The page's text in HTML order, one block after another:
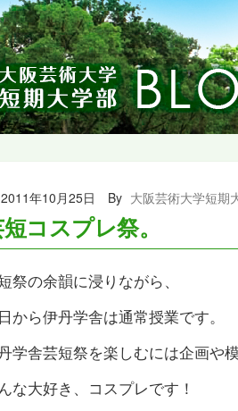
2011年10月25日 By 大阪芸術大学短期
コスプレ祭。
祭の余韻に浸りながら、
から伊丹学舎は通常授業です。
学舎芸短祭を楽しむには企画や
な大好き、コスプレです！